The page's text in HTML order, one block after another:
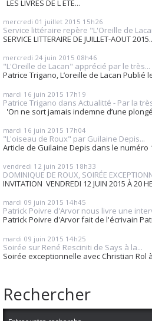
LES LIVRES DE L ETE...
mercredi 01 juillet 2015 15h26
Service littéraire repère "L'Oreille de
SERVICE LITTERAIRE DE JUILLET-AOUT
mercredi 24 juin 2015 08h46
"L'Oreille de Lacan" apprécié par le très...
Patrice Trigano, L’oreille de Lacan Publié
mardi 16 juin 2015 17h19
Patrice Trigano dans Actualitté - Par la
'On ne sort jamais indemne d’une
mardi 16 juin 2015 17h04
"L'oiseau de Roux" par Guilaine Depis...
Article de Guilaine Depis dans le numéro
vendredi 12 juin 2015 18h33
DOMINIQUE DE ROUX, SOIRÉE
INVITATION VENDREDI 12 JUIN 2015 À 20
mardi 09 juin 2015 14h45
Patrick Poivre d'Arvor nous livre une
Patrick Poivre d'Arvor fait de l'écrivain
mardi 09 juin 2015 14h25
Soirée sur René Resciniti de Says à la...
Soirée exceptionnelle avec Christian Rol
Rechercher